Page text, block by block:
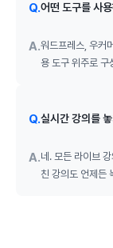
Q.어떤 도구를 사
A.워드프레스, 우커
용 도구 위주로 구
Q.실시간 강의를
A.네. 모든 라이브
친 강의도 언제든